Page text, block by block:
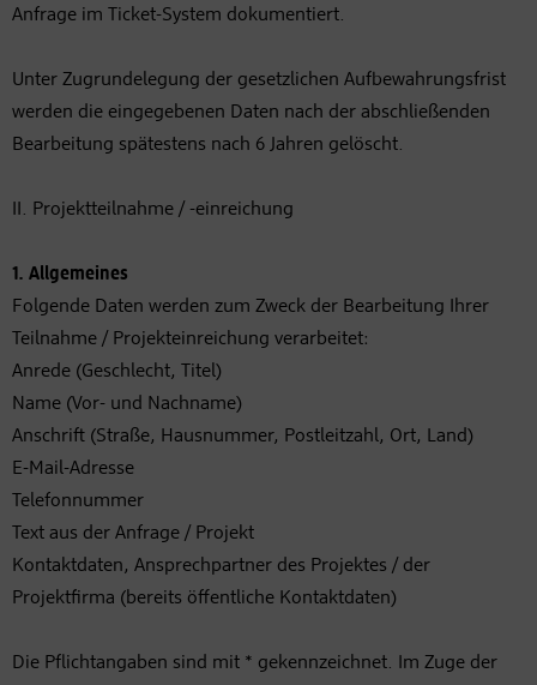
Anfrage im Ticket-System dokumentiert.
Unter Zugrundelegung der gesetzlichen Aufbewahrungsfrist
werden die eingegebenen Daten nach der abschließenden
Bearbeitung spätestens nach 6 Jahren gelöscht.
II. Projektteilnahme / -einreichung
1. Allgemeines
Folgende Daten werden zum Zweck der Bearbeitung Ihrer
Teilnahme / Projekteinreichung verarbeitet:
Anrede (Geschlecht, Titel)
Name (Vor- und Nachname)
Anschrift (Straße, Hausnummer, Postleitzahl, Ort, Land)
E-Mail-Adresse
Telefonnummer
Text aus der Anfrage / Projekt
Kontaktdaten, Ansprechpartner des Projektes / der
Projektfirma (bereits öffentliche Kontaktdaten)
Die Pflichtangaben sind mit * gekennzeichnet. Im Zuge der